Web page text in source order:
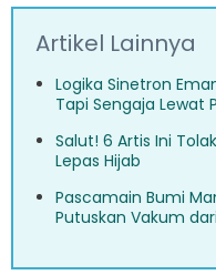
Artikel Lainnya
Logika Sinetron
Tapi Sengaja Lewat
Salut! 6 Artis Ini
Lepas Hijab
Pascamain Bumi
Putuskan Vakum